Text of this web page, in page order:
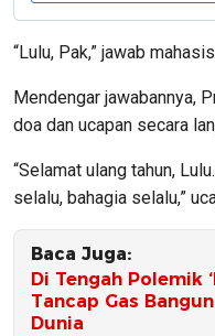
“Lulu, Pak,” jawab
Mendengar jawabannya,
doa dan ucapan secara
“Selamat ulang tahun,
selalu, bahagia selalu,”
Baca Juga:
Di Tengah Polemik
Tancap Gas
Dunia